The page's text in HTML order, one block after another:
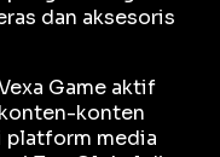
dan aksesoris
Game aktif
konten
platform media